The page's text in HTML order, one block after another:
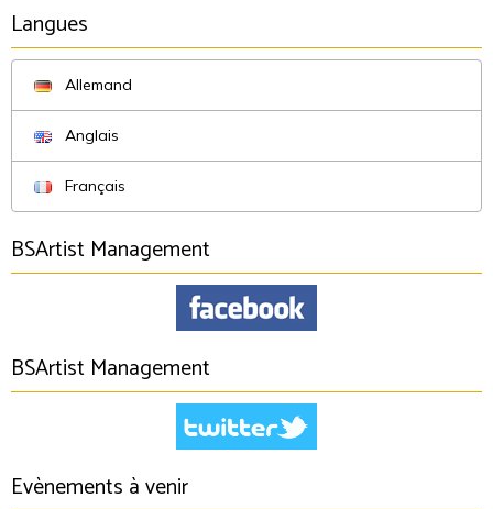
Langues
Allemand
Anglais
Français
BSArtist Management
BSArtist Management
Evènements à venir